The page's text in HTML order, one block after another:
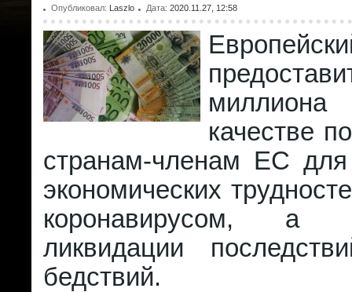
Опубликовал: Laszlo Дата: 2020.11.27, 12:58
качестве
странам-членам ЕС для
экономических
коронавирусом, а
ликвидации
бедствий.